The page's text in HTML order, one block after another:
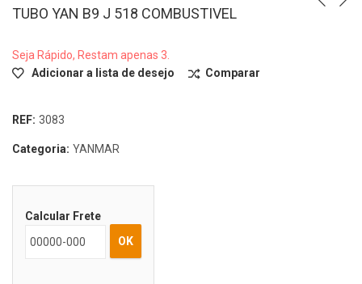
TUBO YAN B9 J 518 COMBUSTIVEL
Seja Rápido, Restam apenas 3.
Adicionar a lista de desejo
Comparar
REF: 3083
Categoria: YANMAR
Calcular Frete
OK